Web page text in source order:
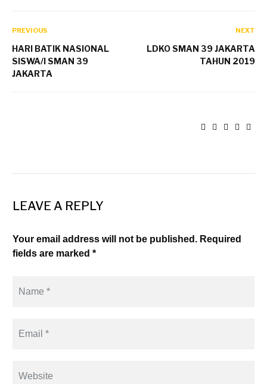
PREVIOUS
HARI BATIK NASIONAL
SISWA/I SMAN 39
JAKARTA
NEXT
LDKO SMAN 39 JAKARTA
TAHUN 2019
LEAVE A REPLY
Your email address will not be published. Required
fields are marked *